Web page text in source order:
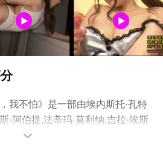
我不怕》是一部由埃内斯托·孔特
·阿伯提,法蒂玛·莫利纳,吉拉·埃斯
等演员精彩演绎的墨
